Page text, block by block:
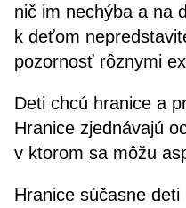
nič im nechýba a na
k deťom
pozornosť rôznymi
Deti chcú hranice a
Hranice zjednávajú
v ktorom sa môžu
Hranice súčasne